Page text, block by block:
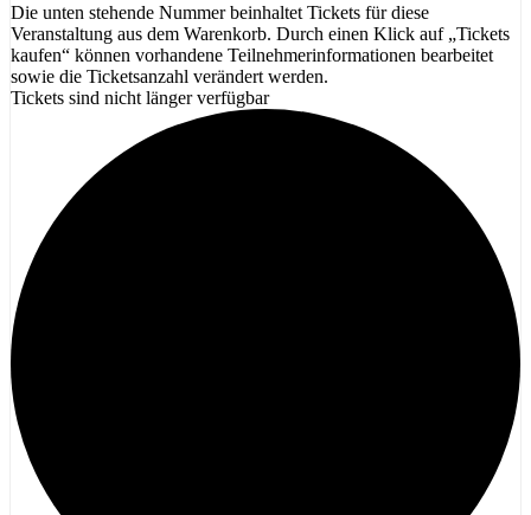
Die unten stehende Nummer beinhaltet Tickets für diese
Veranstaltung aus dem Warenkorb. Durch einen Klick auf „Tickets
kaufen“ können vorhandene Teilnehmerinformationen bearbeitet
sowie die Ticketsanzahl verändert werden.
Tickets sind nicht länger verfügbar